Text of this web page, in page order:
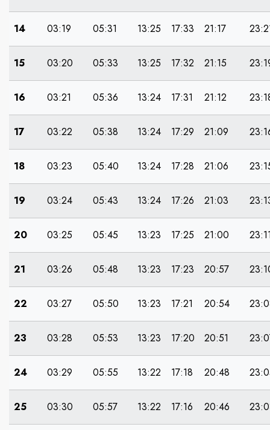
14 03:19 05:31 13:25 17:33 21:17
15 03:20 05:33 13:25 17:32 21:15
16 03:21 05:36 13:24 17:31 21:12
17 03:22 05:38 13:24 17:29 21:09
18 03:23 05:40 13:24 17:28 21:06
19 03:24 05:43 13:24 17:26 21:03
20 03:25 05:45 13:23 17:25 21:00
21 03:26 05:48 13:23 17:23 20:57
22 03:27 05:50 13:23 17:21 20:54
23 03:28 05:53 13:23 17:20 20:51
24 03:29 05:55 13:22 17:18 20:48
25 03:30 05:57 13:22 17:16 20:46